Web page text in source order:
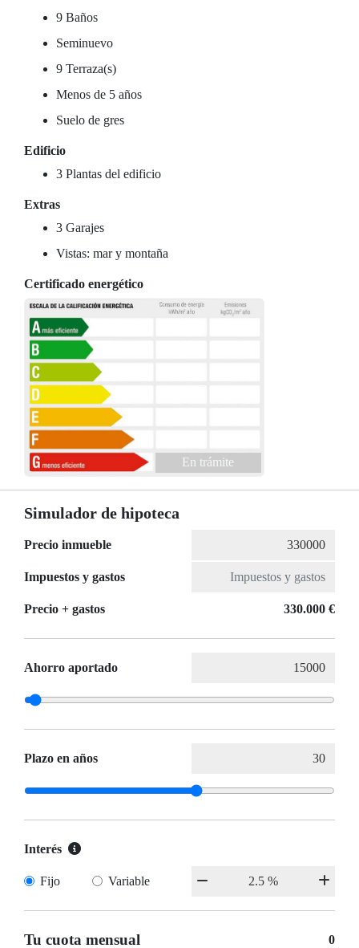
9 Baños
Seminuevo
9 Terraza(s)
Menos de 5 años
Suelo de gres
Edificio
3 Plantas del edificio
Extras
3 Garajes
Vistas: mar y montaña
Certificado energético
En trámite
Simulador de hipoteca
Precio inmueble
Impuestos y gastos
Precio + gastos 330.000 €
Ahorro aportado
Plazo en años
Interés
Fijo Variable
Tu cuota mensual 0